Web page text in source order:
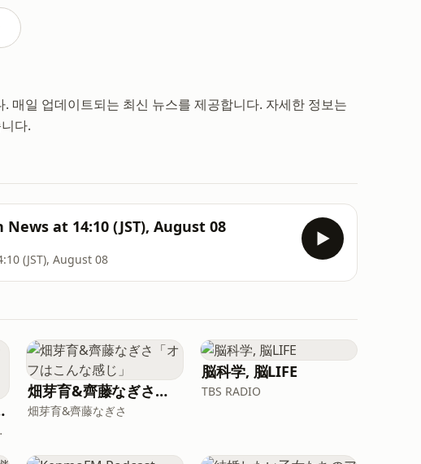
매일 업데이트되는 최신 뉴스를 제공합니다. 자세한 정보는
다.
News at 14:10 (JST), August 08
(JST), August 08
漫画podcast
マ）
畑芽育&齊藤なぎさ「オフはこんな感じ」
畑芽育&齊藤なぎさ
脳科学, 脳LIFE
TBS RADIO